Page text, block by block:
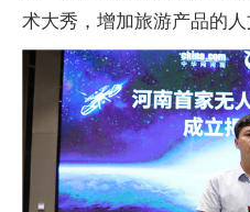
术大秀，增加旅游产品的人